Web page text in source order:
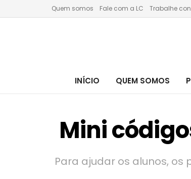
Quem somos Fale com a LC Trabalhe
INÍCIO QUEM SOMOS
Mini
Para ajudar os alunos, os